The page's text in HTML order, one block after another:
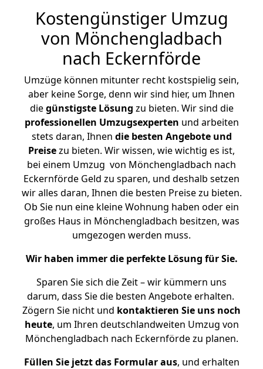
Kostengünstiger Umzug
von Mönchengladbach
nach Eckernförde
Umzüge können mitunter recht kostspielig sein,
aber keine Sorge, denn wir sind hier, um Ihnen
diegünstigste Lösung zu bieten. Wir sind die
professionellen Umzugsexperten und arbeiten
stets daran, Ihnen die besten Angebote und
Preisezu bieten. Wir wissen, wie wichtig es ist,
bei einem Umzug von Mönchengladbach nach
Eckernförde Geld zu sparen, und deshalb setzen
wir alles daran, Ihnen die besten Preise zu bieten.
Ob Sie nun eine kleine Wohnung haben oder ein
großes Haus in Mönchengladbach besitzen, was
umgezogen werden muss.
Wir haben immer die perfekte Lösung für Sie.
Sparen Sie sich die Zeit – wir kümmern uns
darum, dass Sie die besten Angebote erhalten.
Zögern Sie nicht und kontaktieren Sie uns noch
heute, um Ihren deutschlandweiten Umzug von
Mönchengladbach nach Eckernförde zu planen.
Füllen Sie jetzt das Formular aus, und erhalten